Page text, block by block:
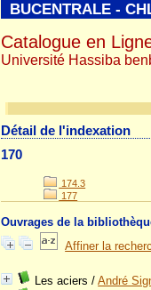
Détail de l'indexation
170
174.3
177
Ouvrages de la
Affiner la
Les aciers /André
BUCENTRALE -
Catalogue en
Université Hassiba